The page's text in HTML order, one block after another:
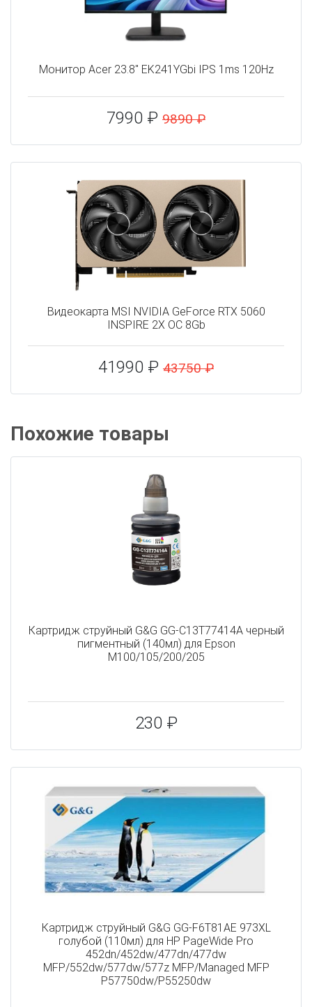
Монитор Acer 23.8" EK241YGbi IPS 1ms 120Hz
7990 ₽ 9890 ₽
Видеокарта MSI NVIDIA GeForce RTX 5060
INSPIRE 2X OC 8Gb
41990 ₽ 43750 ₽
Похожие товары
Картридж струйный G&G GG-C13T77414A черный
пигментный (140мл) для Epson
M100/105/200/205
230 ₽
Картридж струйный G&G GG-F6T81AE 973XL
голубой (110мл) для HP PageWide Pro
452dn/452dw/477dn/477dw
MFP/552dw/577dw/577z MFP/Managed MFP
P57750dw/P55250dw